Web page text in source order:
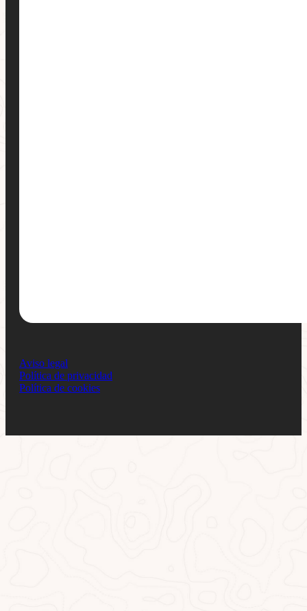
Aviso legal
Política de privacidad
Política de cookies